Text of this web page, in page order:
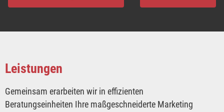
Leistungen
Gemeinsam erarbeiten wir in effizienten
Beratungseinheiten Ihre maßgeschneiderte Marketing